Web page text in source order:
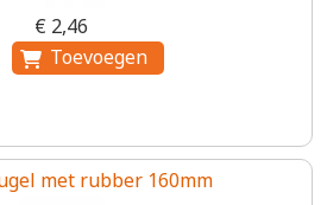
€ 2,46
met rubber 160mm